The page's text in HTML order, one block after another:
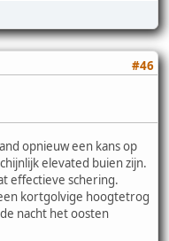
#46
opnieuw een kans op
elevated buien zijn.
effectieve schering.
kortgolvige hoogtetrog
nacht het oosten